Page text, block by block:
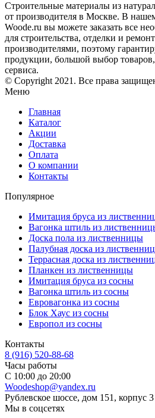
Строительные материалы из
от производителя в Москве. В
Woode.ru вы можете заказать все
для строительства, отделки и
производителями, поэтому
продукции, большой выбор
сервиса.
© Copyright 2021. Все права
Меню
Главная
Каталог
Акции
Доставка
Оплата
О компании
Контакты
Популярное
Имитация бруса из
Вагонка штиль из
Доска пола из лиственницы
Палубная доска из
Террасная доска из
Планкен из лиственницы
Имитация бруса из сосны
Вагонка штиль из сосны
Евровагонка из сосны
Блок Хаус из сосны
Европол из сосны
Контакты
8 (916) 520-88-68
Часы работы
С 10:00 до 20:00
Woodeshop@yandex.ru
Рублевское шоссе, дом 151, корпус 3
Мы в соцсетях